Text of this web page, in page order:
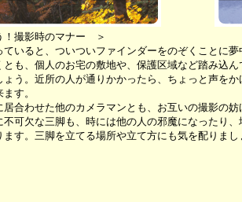
撮影時のマナー ＞
ていると、ついついファインダーをのぞくことに
とも、個人のお宅の敷地や、保護区域など踏み込
ょう。近所の人が通りかかったら、ちょっと声を
す。
居合わせた他のカメラマンとも、お互いの撮影の
不可欠な三脚も、時には他の人の邪魔になったり
ます。三脚を立てる場所や立て方にも気を配りまし